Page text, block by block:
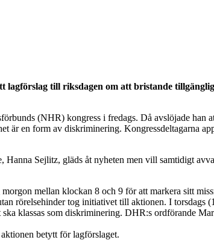
till riksdagen om att bristande
(NHR) kongress i fredags. Då avslöjade han
en form av diskriminering. Kongressdeltagarna
Sejlitz, gläds åt nyheten men vill samtidigt
mellan klockan 8 och 9 för att markera sitt
rörelsehinder tog initiativet till aktionen. I torsdags
klassas som diskriminering. DHR:s ordförande
betytt för lagförslaget.